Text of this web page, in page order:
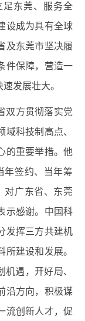
足东莞、服务全
设成为具有全球
及东莞市坚决履
件保障，营造一
发展壮大。
双方贯彻落实党
科技制高点、
的重要举措。他
年签约、当年筹
对广东省、东莞
示感谢。中国科
发挥三方共建机
建设和发展。
遇，开好局、
沿方向，积极谋
流创新人才，促